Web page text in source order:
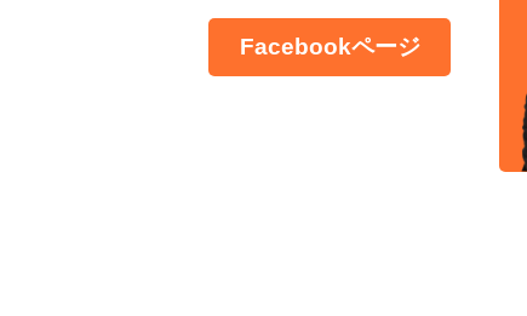
Facebookページ